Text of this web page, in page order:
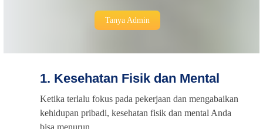
Tanya Admin
1. Kesehatan Fisik dan Mental
Ketika terlalu fokus pada pekerjaan dan mengabaikan
kehidupan pribadi, kesehatan fisik dan mental Anda
bisa menurun.